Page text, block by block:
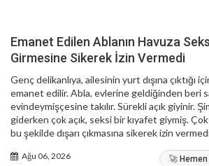
Emanet Edilen Ablanın Havuza
Girmesine Sikerek İzin Vermedi
Genç delikanlıya, ailesinin yurt dışına çıktığı
emanet edilir. Abla, evlerine geldiğinden beri
evindeymişçesine takılır. Sürekli açık giyinir.
giderken çok açık, seksi bir kıyafet giymiş.
bu şekilde dışarı çıkmasına sikerek izin
Ağu 06, 2026 🚀